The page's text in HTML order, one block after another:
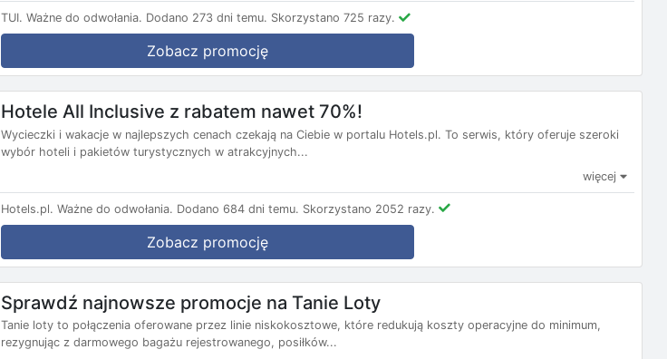
TUI. Ważne do odwołania. Dodano 273 dni temu. Skorzystano 725 razy.
Zobacz promocję
Hotele All Inclusive z rabatem nawet 70%!
Wycieczki i wakacje w najlepszych cenach czekają na Ciebie w portalu Hotels.pl. To serwis, który oferuje szeroki
wybór hoteli i pakietów turystycznych w atrakcyjnych...
więcej
Hotels.pl. Ważne do odwołania. Dodano 684 dni temu. Skorzystano 2052 razy.
Zobacz promocję
Sprawdź najnowsze promocje na Tanie Loty
Tanie loty to połączenia oferowane przez linie niskokosztowe, które redukują koszty operacyjne do minimum,
rezygnując z darmowego bagażu rejestrowanego, posiłków...